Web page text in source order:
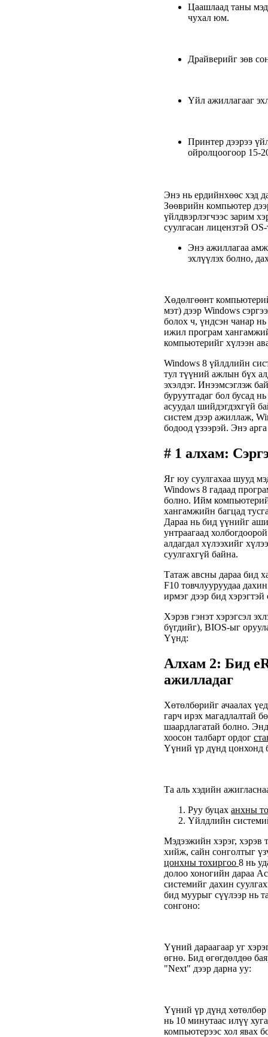
Цаашлаад таны
чухал юм.
Драйверийг зөв
Үйл ажиллагааг
Принтер дээрээ
ойролцоогоор 15-
Энэ нь ердийнхөөс хэд
Зөөврийн компьютер
үйлдвэрлэгчээс зарим
суулгасан лицензтэй
Энэ ажиллагаа
эхлүүлэх болно,
Хөдөлгөөнт
мэт) дээр Windows
болох ч, үндсэн чанар нь
ижил програм
компьютерийг хүлээн
Windows 8 үйлдлийн
тул түүний ажлын бүх
эхэлдэг. Инээмсэглэж
буруутгадаг бол бусад нь
асуудал шийдэгдэхгүй
систем дээр ажиллаж,
бодоод үзээрэй. Энэ
# 1 алхам:
Яг юу суулгахаа шууд
Windows 8 гадаад
болно. Ийм
хангамжийн багцад
Дараа нь бид үүнийг
унтраагаад
алдагдал хүлээхийг
суулгахгүй байна.
Татаж авсны дараа бид
F10 товчлууруудаа
ирмэг дээр бид
Хэрэв гэнэт хэрэгсэл
бүгдийг), BIOS-ыг
Үүнд:
Алхам 2: Бид
ажилладаг
Хөтөлбөрийг ачаалах
гарч ирэх магадлалтай
шаардлагатай болно.
хоосон талбарт ордог
Үүний үр дүнд цонхонд
Та аль хэдийн
Руу буцах анхны
Үйлдлийн
Мэдээжийн хэрэг, хэрэв
хийж, сайн сонголтыг
цонхны тохиргоо 8 нь
долоо хоногийн дараа
системийг дахин
бид муурыг сүүлээр нь
сонгоно:
Үүний дараагаар уг
өгнө. Бид өгөгдөлдөө
"Next" дээр дарна уу:
Үүний үр дүнд хөтөлбөр
нь 10 минутаас илүү
компьютерээс хол явах